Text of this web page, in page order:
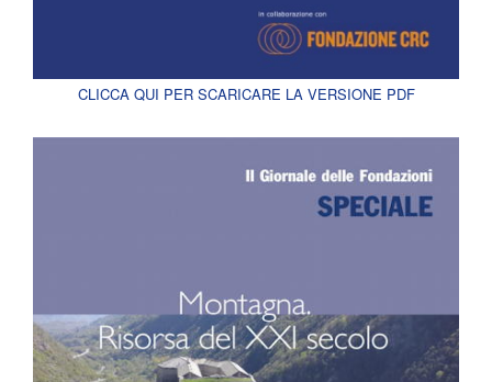
CLICCA QUI PER SCARICARE LA VERSIONE PDF